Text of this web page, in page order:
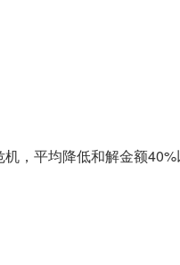
，平均降低和解金额40%